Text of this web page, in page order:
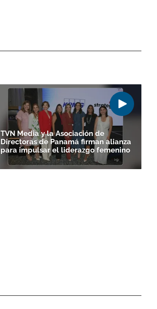
TVN Media y la Asociación de
Directoras de Panamá firman alianza
para impulsar el liderazgo femenino